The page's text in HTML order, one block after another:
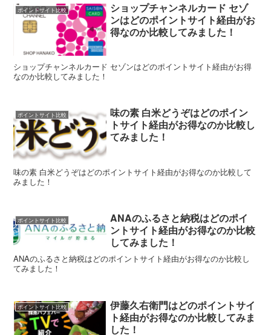
ポイントサイト比較
ショップチャンネルカード セゾ
ンはどのポイントサイト経由がお
得なのか比較してみました！
ショップチャンネルカード セゾンはどのポイントサイト経由がお得
なのか比較してみました！
ポイントサイト比較
味の素 白米どうぞはどのポイン
トサイト経由がお得なのか比較し
てみました！
味の素 白米どうぞはどのポイントサイト経由がお得なのか比較して
みました！
ポイントサイト比較
ANAのふるさと納税はどのポイ
ントサイト経由がお得なのか比較
してみました！
ANAのふるさと納税はどのポイントサイト経由がお得なのか比較し
てみました！
ポイントサイト比較
伊藤久右衛門はどのポイントサイ
ト経由がお得なのか比較してみま
した！